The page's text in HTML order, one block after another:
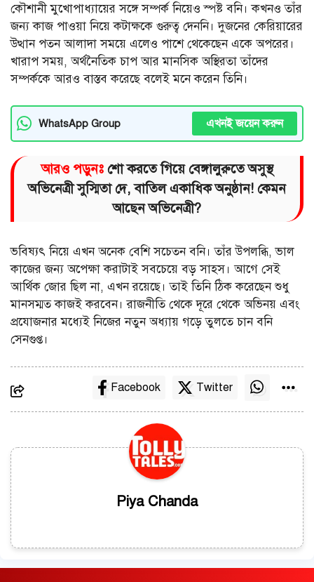
কৌশানী মুখোপাধ্যায়ের সঙ্গে সম্পর্ক নিয়েও স্পষ্ট বনি। কখনও তাঁর
জন্য কাজ পাওয়া নিয়ে কটাক্ষকে গুরুত্ব দেননি। দুজনের কেরিয়ারের
উত্থান পতন আলাদা সময়ে এলেও পাশে থেকেছেন একে অপরের।
খারাপ সময়, অর্থনৈতিক চাপ আর মানসিক অস্থিরতা তাঁদের
সম্পর্ককে আরও বাস্তব করেছে বলেই মনে করেন তিনি।
WhatsApp Group এখনই জয়েন করুন
আরও পড়ুনঃ শো করতে গিয়ে বেঙ্গালুরুতে অসুস্থ
অভিনেত্রী সুস্মিতা দে, বাতিল একাধিক অনুষ্ঠান! কেমন
আছেন অভিনেত্রী?
ভবিষ্যৎ নিয়ে এখন অনেক বেশি সচেতন বনি। তাঁর উপলব্ধি, ভাল
কাজের জন্য অপেক্ষা করাটাই সবচেয়ে বড় সাহস। আগে সেই
আর্থিক জোর ছিল না, এখন রয়েছে। তাই তিনি ঠিক করেছেন শুধু
মানসম্মত কাজই করবেন। রাজনীতি থেকে দূরে থেকে অভিনয় এবং
প্রযোজনার মধ্যেই নিজের নতুন অধ্যায় গড়ে তুলতে চান বনি
সেনগুপ্ত।
Facebook Twitter
Piya Chanda